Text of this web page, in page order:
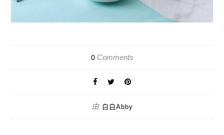
0Comments
由 白白Abby